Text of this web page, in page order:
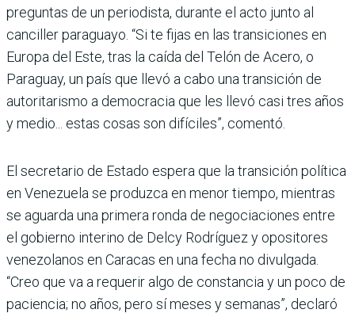
preguntas de un periodista, durante el acto junto al
canciller paraguayo. “Si te fijas en las transiciones en
Europa del Este, tras la caída del Telón de Acero, o
Paraguay, un país que llevó a cabo una transición de
autoritarismo a democracia que les llevó casi tres años
y medio... estas cosas son difíciles”, comentó.
El secretario de Estado espera que la transición política
en Venezuela se produzca en menor tiempo, mientras
se aguarda una primera ronda de negociaciones entre
el gobierno interino de Delcy Rodríguez y opositores
venezolanos en Caracas en una fecha no divulgada.
“Creo que va a requerir algo de constancia y un poco de
paciencia; no años, pero sí meses y semanas”, declaró